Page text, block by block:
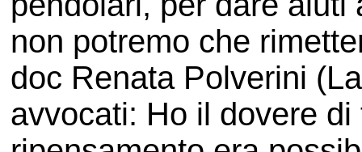
non potremo che
doc Renata Polverini
avvocati: Ho il dovere